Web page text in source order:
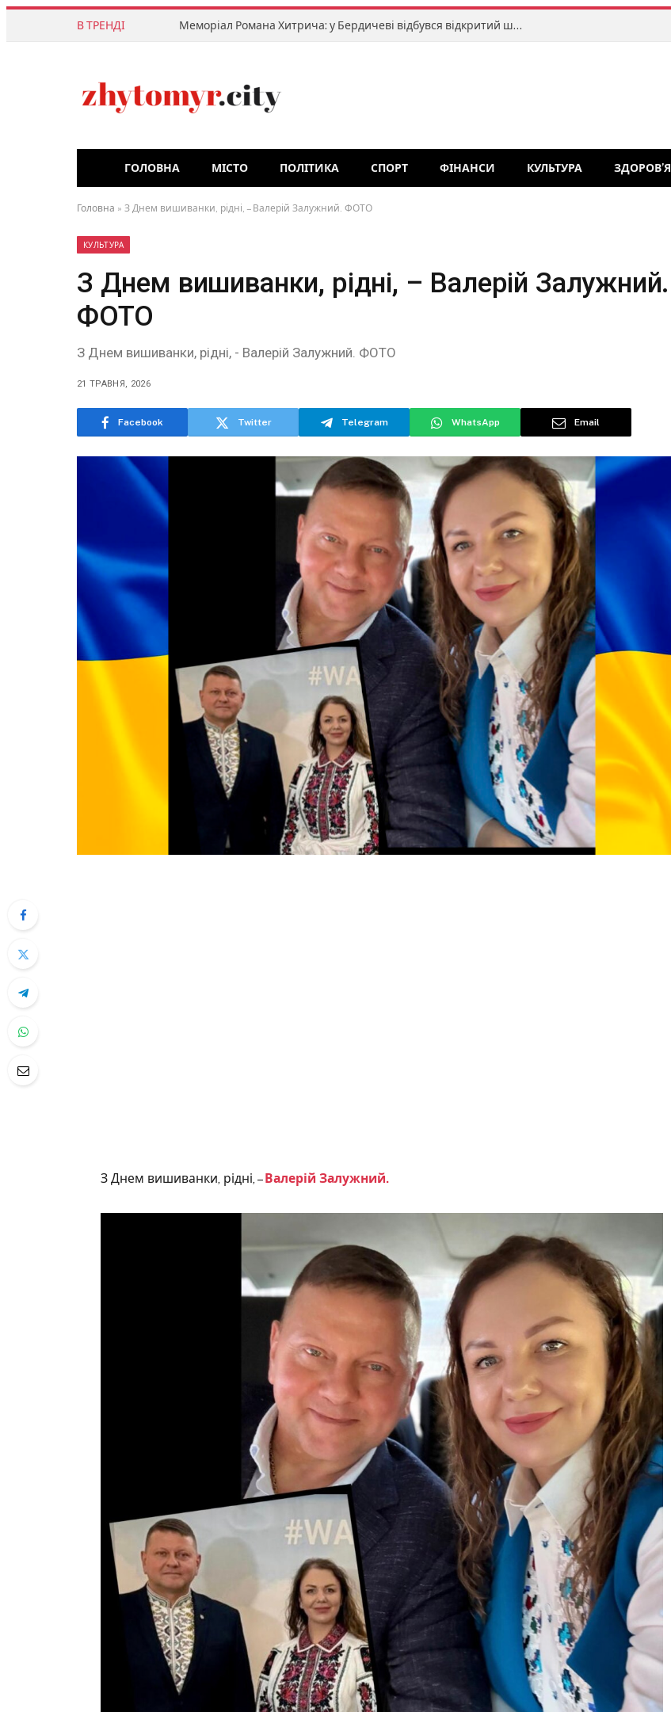
В ТРЕНДІ Меморіал Романа Хитрича: у Бердичеві відбувся відкритий шаховий турнір
ГОЛОВНА МІСТО ПОЛІТИКА СПОРТ ФІНАНСИ КУЛЬТУРА ЗДОРОВ’Я
Головна » З Днем вишиванки, рідні, – Валерій Залужний. ФОТО
КУЛЬТУРА
З Днем вишиванки, рідні, – Валерій Залужний.
ФОТО
З Днем вишиванки, рідні, - Валерій Залужний. ФОТО
21 ТРАВНЯ, 2026
Facebook Twitter Telegram WhatsApp Email
З Днем вишиванки, рідні, – Валерій Залужний.